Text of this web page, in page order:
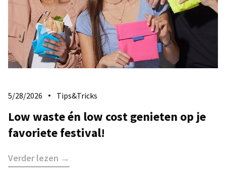
5/28/2026 Tips&Tricks
Low waste én low cost genieten op je
favoriete festival!
Verder lezen →